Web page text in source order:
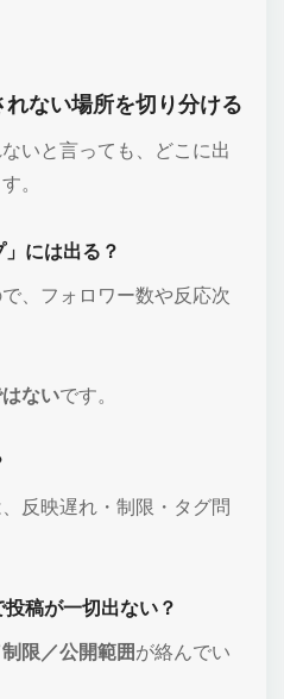
ない場所を切り分ける
いと言っても、どこに出
。
には出る？
、フォロワー数や反応次
ないです。
反映遅れ・制限・タグ問
稿が一切出ない？
限／公開範囲が絡んでい